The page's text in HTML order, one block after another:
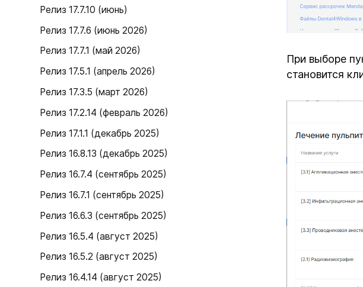
Релиз 17.7.10 (июнь)
Релиз 17.7.6 (июнь 2026)
Релиз 17.7.1 (май 2026)
Релиз 17.5.1 (апрель 2026)
Релиз 17.3.5 (март 2026)
Релиз 17.2.14 (февраль 2026)
Релиз 17.1.1 (декабрь 2025)
Релиз 16.8.13 (декабрь 2025)
Релиз 16.7.4 (сентябрь 2025)
Релиз 16.7.1 (сентябрь 2025)
Релиз 16.6.3 (сентябрь 2025)
Релиз 16.5.4 (август 2025)
Релиз 16.5.2 (август 2025)
Релиз 16.4.14 (август 2025)
При выборе
становится